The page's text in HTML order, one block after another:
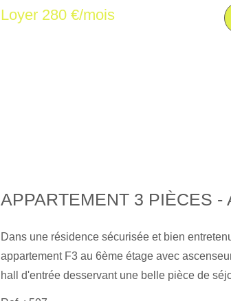
ce bien est exposé sont disponibles sur le site
Loyer 280 €/mois
Dans une résidence sécurisée et bien
appartement F3 au 6ème étage avec
hall d'entrée desservant une belle pièce de